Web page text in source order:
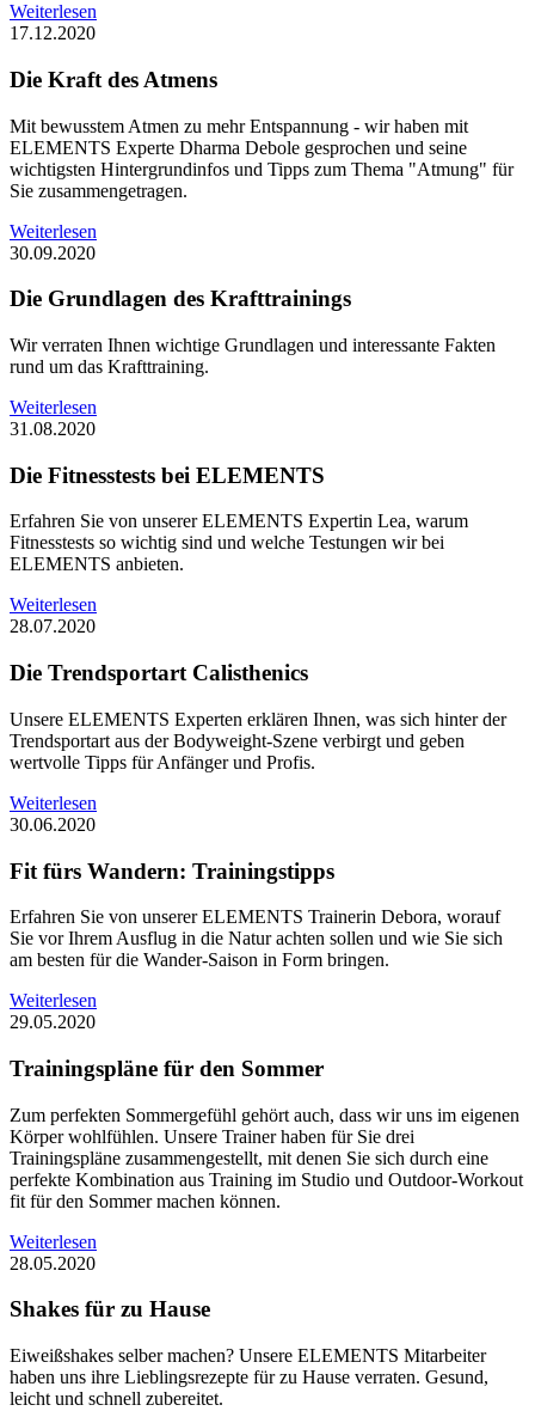
Weiterlesen
17.12.2020
Die Kraft des Atmens
Mit bewusstem Atmen zu mehr Entspannung - wir haben mit
ELEMENTS Experte Dharma Debole gesprochen und seine
wichtigsten Hintergrundinfos und Tipps zum Thema "Atmung" für
Sie zusammengetragen.
Weiterlesen
30.09.2020
Die Grundlagen des Krafttrainings
Wir verraten Ihnen wichtige Grundlagen und interessante Fakten
rund um das Krafttraining.
Weiterlesen
31.08.2020
Die Fitnesstests bei ELEMENTS
Erfahren Sie von unserer ELEMENTS Expertin Lea, warum
Fitnesstests so wichtig sind und welche Testungen wir bei
ELEMENTS anbieten.
Weiterlesen
28.07.2020
Die Trendsportart Calisthenics
Unsere ELEMENTS Experten erklären Ihnen, was sich hinter der
Trendsportart aus der Bodyweight-Szene verbirgt und geben
wertvolle Tipps für Anfänger und Profis.
Weiterlesen
30.06.2020
Fit fürs Wandern: Trainingstipps
Erfahren Sie von unserer ELEMENTS Trainerin Debora, worauf
Sie vor Ihrem Ausflug in die Natur achten sollen und wie Sie sich
am besten für die Wander-Saison in Form bringen.
Weiterlesen
29.05.2020
Trainingspläne für den Sommer
Zum perfekten Sommergefühl gehört auch, dass wir uns im eigenen
Körper wohlfühlen. Unsere Trainer haben für Sie drei
Trainingspläne zusammengestellt, mit denen Sie sich durch eine
perfekte Kombination aus Training im Studio und Outdoor-Workout
fit für den Sommer machen können.
Weiterlesen
28.05.2020
Shakes für zu Hause
Eiweißshakes selber machen? Unsere ELEMENTS Mitarbeiter
haben uns ihre Lieblingsrezepte für zu Hause verraten. Gesund,
leicht und schnell zubereitet.